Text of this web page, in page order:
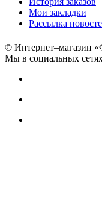
Мои закладки
Рассылка
© Интернет–магазин
Мы в социальных